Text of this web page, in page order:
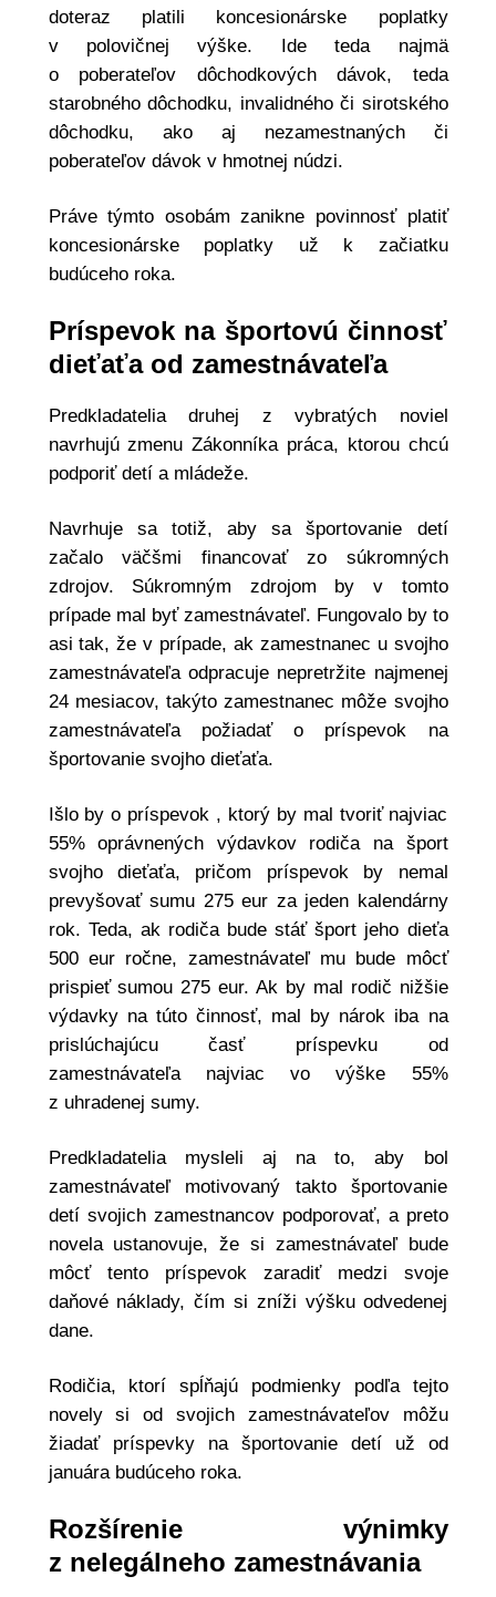
doteraz platili koncesionárske poplatky
v polovičnej výške. Ide teda najmä
o poberateľov dôchodkových dávok, teda
starobného dôchodku, invalidného či sirotského
dôchodku, ako aj nezamestnaných či
poberateľov dávok v hmotnej núdzi.
Práve týmto osobám zanikne povinnosť platiť
koncesionárske poplatky už k začiatku
budúceho roka.
Príspevok na športovú činnosť
dieťaťa od zamestnávateľa
Predkladatelia druhej z vybratých noviel
navrhujú zmenu Zákonníka práca, ktorou chcú
podporiť detí a mládeže.
Navrhuje sa totiž, aby sa športovanie detí
začalo väčšmi financovať zo súkromných
zdrojov. Súkromným zdrojom by v tomto
prípade mal byť zamestnávateľ. Fungovalo by to
asi tak, že v prípade, ak zamestnanec u svojho
zamestnávateľa odpracuje nepretržite najmenej
24 mesiacov, takýto zamestnanec môže svojho
zamestnávateľa požiadať o príspevok na
športovanie svojho dieťaťa.
Išlo by o príspevok , ktorý by mal tvoriť najviac
55% oprávnených výdavkov rodiča na šport
svojho dieťaťa, pričom príspevok by nemal
prevyšovať sumu 275 eur za jeden kalendárny
rok. Teda, ak rodiča bude stáť šport jeho dieťa
500 eur ročne, zamestnávateľ mu bude môcť
prispieť sumou 275 eur. Ak by mal rodič nižšie
výdavky na túto činnosť, mal by nárok iba na
prislúchajúcu časť príspevku od
zamestnávateľa najviac vo výške 55%
z uhradenej sumy.
Predkladatelia mysleli aj na to, aby bol
zamestnávateľ motivovaný takto športovanie
detí svojich zamestnancov podporovať, a preto
novela ustanovuje, že si zamestnávateľ bude
môcť tento príspevok zaradiť medzi svoje
daňové náklady, čím si zníži výšku odvedenej
dane.
Rodičia, ktorí spĺňajú podmienky podľa tejto
novely si od svojich zamestnávateľov môžu
žiadať príspevky na športovanie detí už od
januára budúceho roka.
Rozšírenie výnimky
z nelegálneho zamestnávania